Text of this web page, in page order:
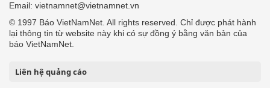
Email: vietnamnet@vietnamnet.vn
© 1997 Báo VietNamNet. All rights reserved. Chỉ được phát hành
lại thông tin từ website này khi có sự đồng ý bằng văn bản của
báo VietNamNet.
Liên hệ quảng cáo